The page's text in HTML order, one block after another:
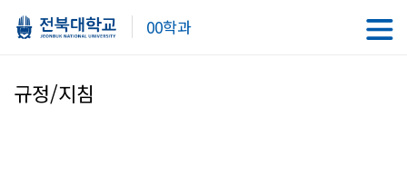
00학과
규정/지침